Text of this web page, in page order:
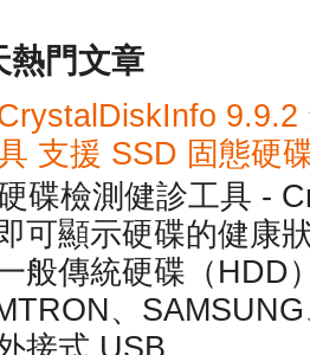
熱門文章
9.9.2
支援 SSD 固態硬
碟檢測健診工具 -
可顯示硬碟的健康
般傳統硬碟（HDD
、
接式 USB ...